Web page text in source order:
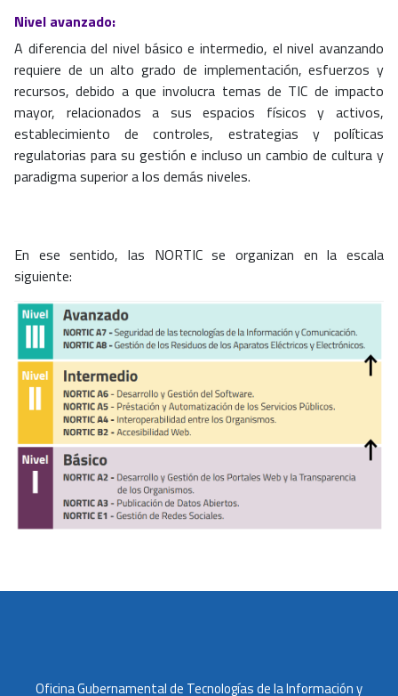
Nivel avanzado:
A diferencia del nivel básico e intermedio, el nivel avanzando
requiere de un alto grado de implementación, esfuerzos y
recursos, debido a que involucra temas de TIC de impacto
mayor, relacionados a sus espacios físicos y activos,
establecimiento de controles, estrategias y políticas
regulatorias para su gestión e incluso un cambio de cultura y
paradigma superior a los demás niveles.
En ese sentido, las NORTIC se organizan en la escala
siguiente:
Oficina Gubernamental de Tecnologías de la Información y